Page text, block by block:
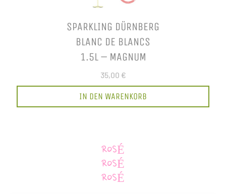
SPARKLING DÜRNBERG
BLANC DE BLANCS
1.5L – MAGNUM
35,00 €
IN DEN WARENKORB
ROSÉ
ROSÉ
ROSÉ